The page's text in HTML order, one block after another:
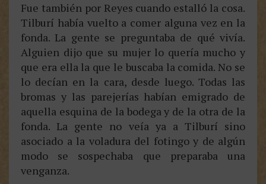
Fue también por Reyes cuando estalló la cosa.
Tilburí había vuelto a comer alguna vez en la
fonda. La gente se preguntaba de qué vivía.
Alguien dijo que su mujer lo quería mucho y
que era ella la que le buscaba la comida. No se
lo decían en la cara, desde luego. Todas las
bromas y las parejerías habían emigrado de
aquella esquina de la bodega y de la otra de la
fonda. La gente no veía ya a Tilburí sino
asociado a la voladura del fotingo y de algún
modo se sospechaba que preparaba una
venganza.